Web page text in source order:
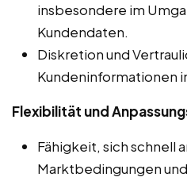
insbesondere im
Kundendaten.
Diskretion und
Kundeninformationen
Flexibilität und
Fähigkeit, sich schnell
Marktbedingungen